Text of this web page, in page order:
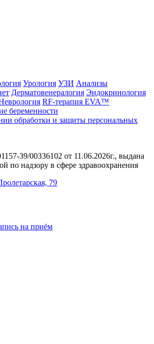
Урология УЗИ Анализы
Дерматовенералогия Эндокринология
RF-терапия EVA™
беременности
обработки и защиты персональных
39/00336102 от 11.06.2026г., выдана
по надзору в сфере здравоохранения
79
на приём